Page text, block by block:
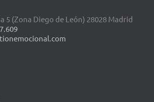
5 (Zona Diego de León) 28028 Madrid